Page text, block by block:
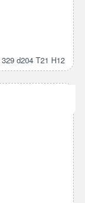
d204 T21 H12